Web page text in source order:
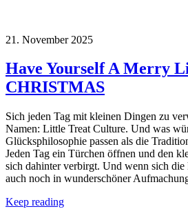
21. November 2025
Have Yourself A Merry
CHRISTMAS
Sich jeden Tag mit kleinen Dingen zu
Namen: Little Treat Culture. Und was
Glücksphilosophie passen als die
Jeden Tag ein Türchen öffnen und den
sich dahinter verbirgt. Und wenn sich
auch noch in wunderschöner
Keep reading